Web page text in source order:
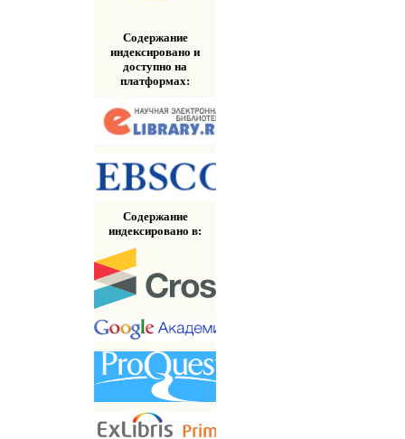
Содержание
индексировано и
доступно на
платформах:
Содержание
индексировано в: